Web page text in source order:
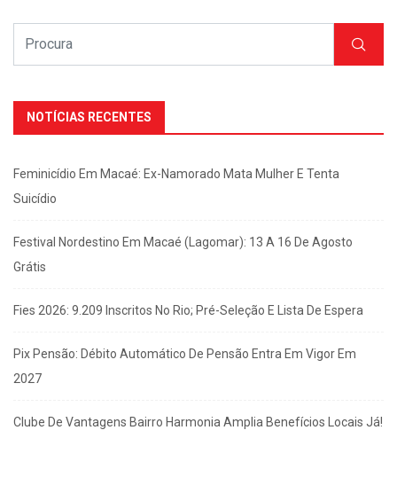
NOTÍCIAS RECENTES
Feminicídio Em Macaé: Ex-Namorado Mata Mulher E Tenta
Suicídio
Festival Nordestino Em Macaé (Lagomar): 13 A 16 De Agosto
Grátis
Fies 2026: 9.209 Inscritos No Rio; Pré-Seleção E Lista De Espera
Pix Pensão: Débito Automático De Pensão Entra Em Vigor Em
2027
Clube De Vantagens Bairro Harmonia Amplia Benefícios Locais Já!